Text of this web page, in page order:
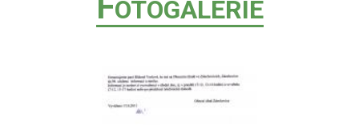
OTOGALERIE